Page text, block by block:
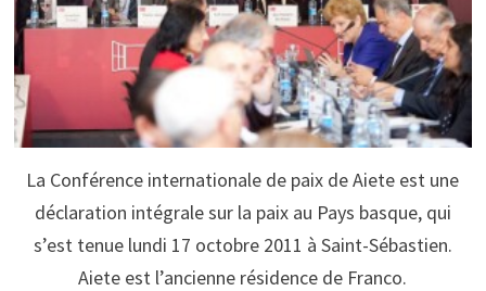
La Conférence internationale de paix de Aiete est une
déclaration intégrale sur la paix au Pays basque, qui
s’est tenue lundi 17 octobre 2011 à Saint-Sébastien.
Aiete est l’ancienne résidence de Franco.